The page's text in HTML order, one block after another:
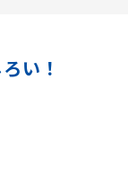
い！